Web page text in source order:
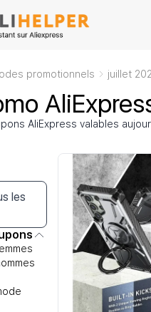
promotionnels juillet
AliExpress valables
les